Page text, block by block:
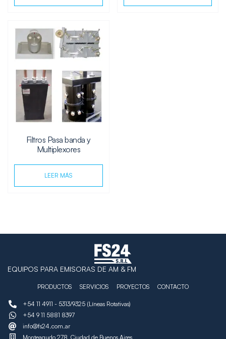
Filtros Pasa banda y
Multiplexores
LEER MÁS
EQUIPOS PARA EMISORAS DE AM & FM
PRODUCTOS SERVICIOS PROYECTOS CONTACTO
+54 11 4911 - 5313/9325 (Líneas Rotativas)
+54 9 11 5881 8397
info@fs24.com.ar
Monteagudo 278, Ciudad de Buenos Aires